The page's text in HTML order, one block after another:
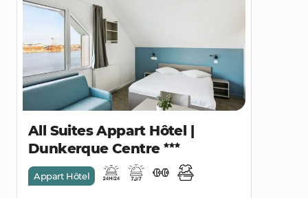
All Suites Appart Hôtel |
Dunkerque Centre
Appart Hôtel